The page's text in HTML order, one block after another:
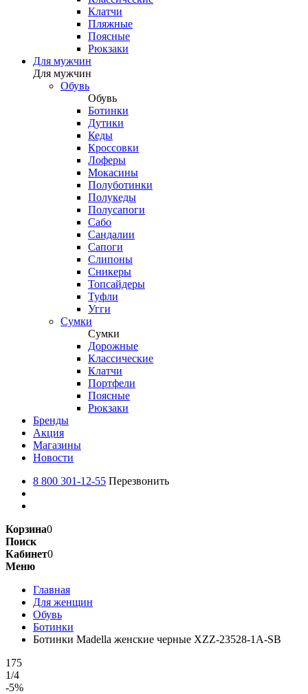
Клатчи
Пляжные
Поясные
Рюкзаки
Для мужчин
Для мужчин
Обувь
Обувь
Ботинки
Дутики
Кеды
Кроссовки
Лоферы
Мокасины
Полуботинки
Полукеды
Полусапоги
Сабо
Сандалии
Сапоги
Слипоны
Сникеры
Топсайдеры
Туфли
Угги
Сумки
Сумки
Дорожные
Классические
Клатчи
Портфели
Поясные
Рюкзаки
Бренды
Акция
Магазины
Новости
8 800 301-12-55 Перезвонить
Корзина0
Поиск
Кабинет0
Меню
Главная
Для женщин
Обувь
Ботинки
Ботинки Madella женские черные XZZ-23528-1A-SB
175
1/4
-5%